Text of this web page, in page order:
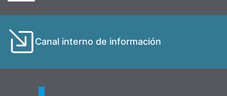
Canal interno de información